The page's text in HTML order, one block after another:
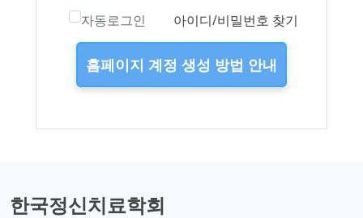
자동로그인 아이디/비밀번호 찾기
홈페이지 계정 생성 방법 안내
한국정신치료학회